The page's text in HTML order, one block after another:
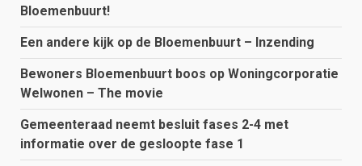
Bloemenbuurt!
Een andere kijk op de Bloemenbuurt – Inzending
Bewoners Bloemenbuurt boos op Woningcorporatie
Welwonen – The movie
Gemeenteraad neemt besluit fases 2-4 met
informatie over de gesloopte fase 1